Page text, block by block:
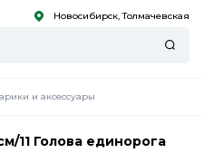
Новосибирск, Толмачевская
и аксессуары
11 Голова единорога